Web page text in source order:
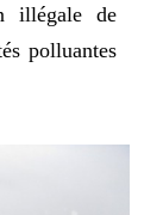
illégale de
polluantes